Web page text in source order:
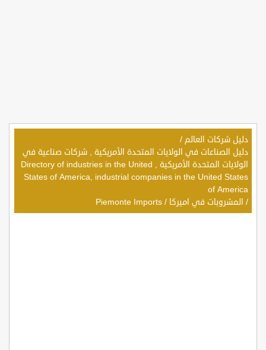
دليل شركات العالم /
دليل الصناعات في الولايات المتحدة الأمريكية , شركات صناعية في
الولايات المتحدة الأمريكية , Directory of industries in the United
States of America, industrial companies in the United States
of America
/ المشروبات في اميركا /
Piemonte Imports